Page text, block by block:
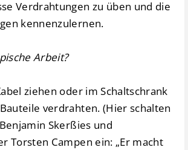
Verdrahtungen zu üben und die
kennenzulernen.
Arbeit?
ziehen oder im Schaltschrank
verdrahten. (Hier schalten
Skerßies und
Torsten Campen ein: „Er macht